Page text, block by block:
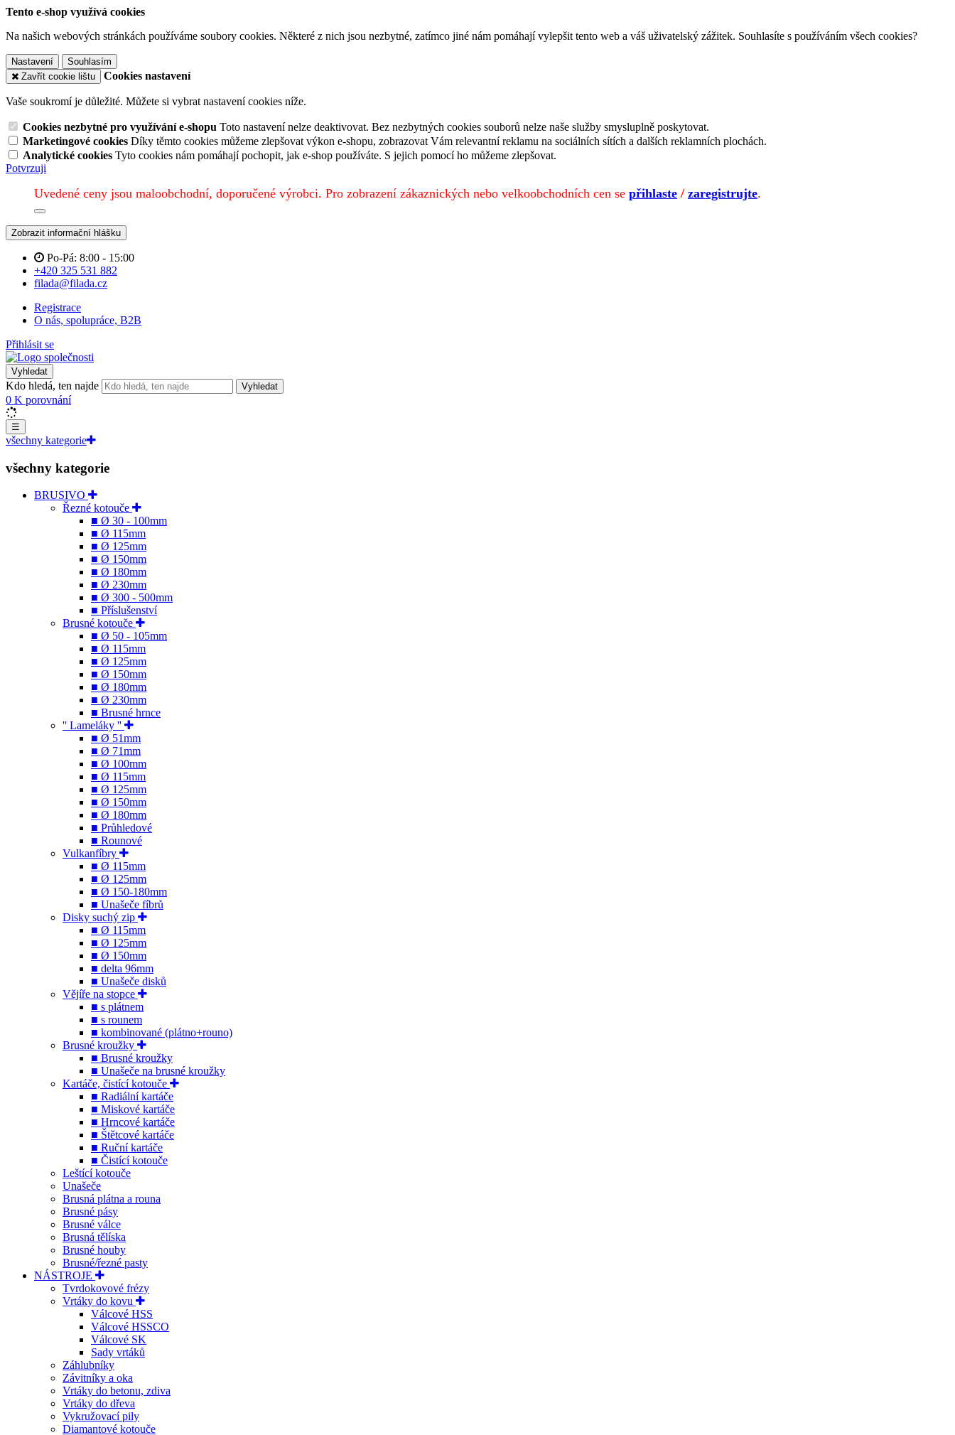
Tento e-shop využívá cookies
Na našich webových stránkách používáme soubory cookies. Některé z nich jsou nezbytné, zatímco jiné nám pomáhají vylepšit tento web a váš uživatelský zážitek. Souhlasíte s používáním všech cookies?
Nastavení
Souhlasím
Zavřít cookie lištu
Cookies nastavení
Vaše soukromí je důležité. Můžete si vybrat nastavení cookies níže.
Cookies nezbytné pro využívání e-shopu Toto nastavení nelze deaktivovat. Bez nezbytných cookies souborů nelze naše služby smysluplně poskytovat.
Marketingové cookies Díky těmto cookies můžeme zlepšovat výkon e-shopu, zobrazovat Vám relevantní reklamu na sociálních sítích a dalších reklamních plochách.
Analytické cookies Tyto cookies nám pomáhají pochopit, jak e-shop používáte. S jejich pomocí ho můžeme zlepšovat.
Potvrzuji
Uvedené ceny jsou maloobchodní, doporučené výrobci. Pro zobrazení zákaznických nebo velkoobchodních cen se přihlaste / zaregistrujte.
Zobrazit informační hlášku
Po-Pá: 8:00 - 15:00
+420 325 531 882
filada@filada.cz
Registrace
O nás, spolupráce, B2B
Přihlásit se
Vyhledat
Kdo hledá, ten najde Vyhledat
0 K porovnání
☰
všechny kategorie
všechny kategorie
BRUSIVO
Řezné kotouče
■ Ø 30 - 100mm
■ Ø 115mm
■ Ø 125mm
■ Ø 150mm
■ Ø 180mm
■ Ø 230mm
■ Ø 300 - 500mm
■ Příslušenství
Brusné kotouče
■ Ø 50 - 105mm
■ Ø 115mm
■ Ø 125mm
■ Ø 150mm
■ Ø 180mm
■ Ø 230mm
■ Brusné hrnce
'' Lameláky ''
■ Ø 51mm
■ Ø 71mm
■ Ø 100mm
■ Ø 115mm
■ Ø 125mm
■ Ø 150mm
■ Ø 180mm
■ Průhledové
■ Rounové
Vulkanfíbry
■ Ø 115mm
■ Ø 125mm
■ Ø 150-180mm
■ Unašeče fíbrů
Disky suchý zip
■ Ø 115mm
■ Ø 125mm
■ Ø 150mm
■ delta 96mm
■ Unašeče disků
Vějíře na stopce
■ s plátnem
■ s rounem
■ kombinované (plátno+rouno)
Brusné kroužky
■ Brusné kroužky
■ Unašeče na brusné kroužky
Kartáče, čistící kotouče
■ Radiální kartáče
■ Miskové kartáče
■ Hrncové kartáče
■ Štětcové kartáče
■ Ruční kartáče
■ Čistící kotouče
Leštící kotouče
Unašeče
Brusná plátna a rouna
Brusné pásy
Brusné válce
Brusná tělíska
Brusné houby
Brusné/řezné pasty
NÁSTROJE
Tvrdokovové frézy
Vrtáky do kovu
Válcové HSS
Válcové HSSCO
Válcové SK
Sady vrtáků
Záhlubníky
Závitníky a oka
Vrtáky do betonu, zdiva
Vrtáky do dřeva
Vykružovací pily
Diamantové kotouče